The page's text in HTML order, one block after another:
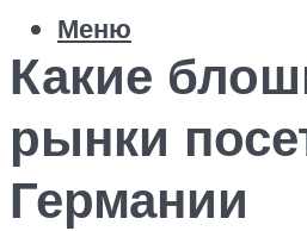
Меню
Какие
рынки
Германии